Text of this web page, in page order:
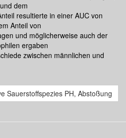
dem
resultierte in einer AUC von
Anteil von
und möglicherweise auch der
ergaben
zwischen männlichen und
Sauerstoffspezies PH, Abstoßung